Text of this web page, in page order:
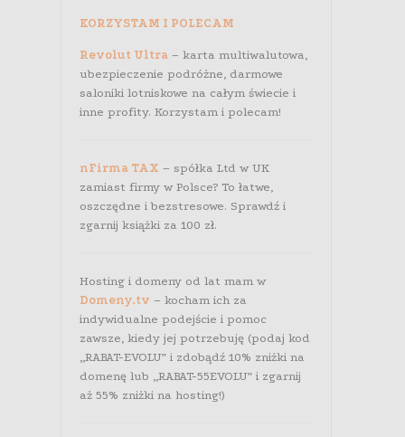
KORZYSTAM I POLECAM
Revolut Ultra– karta multiwalutowa,
ubezpieczenie podróżne, darmowe
saloniki lotniskowe na całym świecie i
inne profity. Korzystam i polecam!
nFirma TAX – spółka Ltd w UK
zamiast firmy w Polsce? To łatwe,
oszczędne i bezstresowe. Sprawdź i
zgarnij książki za 100 zł.
Hosting i domeny od lat mam w
Domeny.tv – kocham ich za
indywidualne podejście i pomoc
zawsze, kiedy jej potrzebuję (podaj kod
„RABAT-EVOLU” i zdobądź 10% zniżki na
domenę lub „RABAT-55EVOLU” i zgarnij
aż 55% zniżki na hosting!)